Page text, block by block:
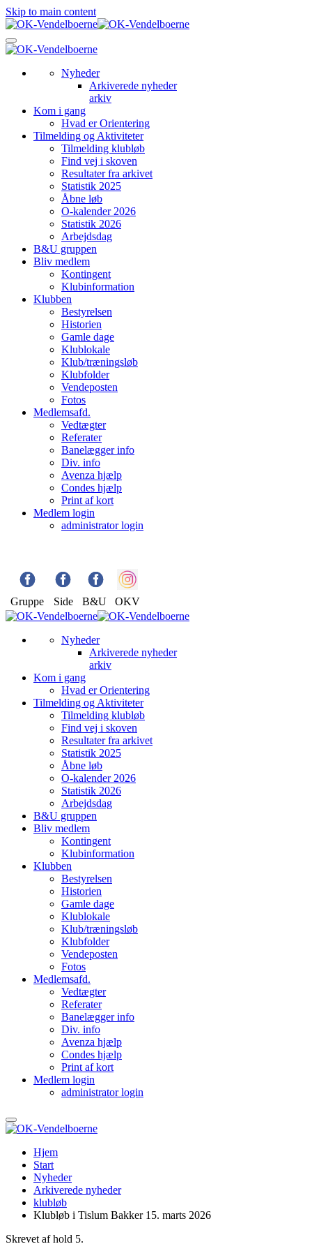
Skip to main content
Nyheder
Arkiverede nyheder
arkiv
Kom i gang
Hvad er Orientering
Tilmelding og Aktiviteter
Tilmelding klubløb
Find vej i skoven
Resultater fra arkivet
Statistik 2025
Åbne løb
O-kalender 2026
Statistik 2026
Arbejdsdag
B&U gruppen
Bliv medlem
Kontingent
Klubinformation
Klubben
Bestyrelsen
Historien
Gamle dage
Klublokale
Klub/træningsløb
Klubfolder
Vendeposten
Fotos
Medlemsafd.
Vedtægter
Referater
Banelægger info
Div. info
Avenza hjælp
Condes hjælp
Print af kort
Medlem login
administrator login
Gruppe Side B&U OKV
Nyheder
Arkiverede nyheder
arkiv
Kom i gang
Hvad er Orientering
Tilmelding og Aktiviteter
Tilmelding klubløb
Find vej i skoven
Resultater fra arkivet
Statistik 2025
Åbne løb
O-kalender 2026
Statistik 2026
Arbejdsdag
B&U gruppen
Bliv medlem
Kontingent
Klubinformation
Klubben
Bestyrelsen
Historien
Gamle dage
Klublokale
Klub/træningsløb
Klubfolder
Vendeposten
Fotos
Medlemsafd.
Vedtægter
Referater
Banelægger info
Div. info
Avenza hjælp
Condes hjælp
Print af kort
Medlem login
administrator login
Hjem
Start
Nyheder
Arkiverede nyheder
klubløb
Klubløb i Tislum Bakker 15. marts 2026
Skrevet af hold 5.